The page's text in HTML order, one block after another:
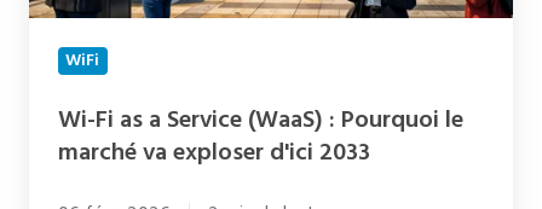
marché
exploser
d'ici
2033
WiFi
Wi-Fi as a Service (WaaS) : Pourquoi le
marché va exploser d'ici 2033